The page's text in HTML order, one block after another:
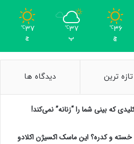
36
℃
چ
37
℃
پ
37
℃
ج
تازه ترین دیدگاه ها
و کدره؟ این ماسک اکسیژن اکلادو